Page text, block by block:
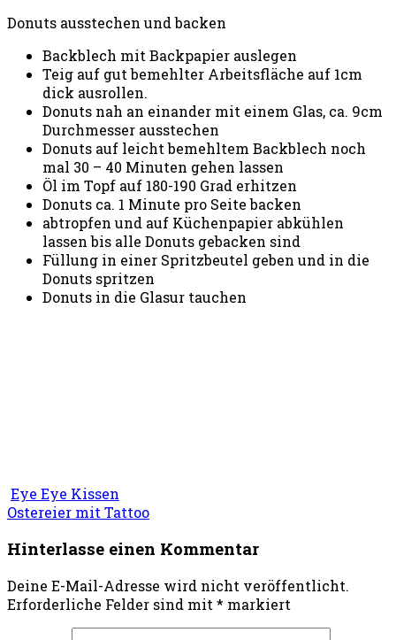
Donuts ausstechen und backen
Backblech mit Backpapier auslegen
Teig auf gut bemehlter Arbeitsfläche auf 1cm
dick ausrollen.
Donuts nah an einander mit einem Glas, ca. 9cm
Durchmesser ausstechen
Donuts auf leicht bemehltem Backblech noch
mal 30 – 40 Minuten gehen lassen
Öl im Topf auf 180-190 Grad erhitzen
Donuts ca. 1 Minute pro Seite backen
abtropfen und auf Küchenpapier abkühlen
lassen bis alle Donuts gebacken sind
Füllung in einer Spritzbeutel geben und in die
Donuts spritzen
Donuts in die Glasur tauchen
Eye Eye Kissen
Ostereier mit Tattoo
Hinterlasse einen Kommentar
Deine E-Mail-Adresse wird nicht veröffentlicht.
Erforderliche Felder sind mit * markiert